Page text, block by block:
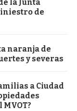
la Junta
de
naranja de
y severas
a Ciudad